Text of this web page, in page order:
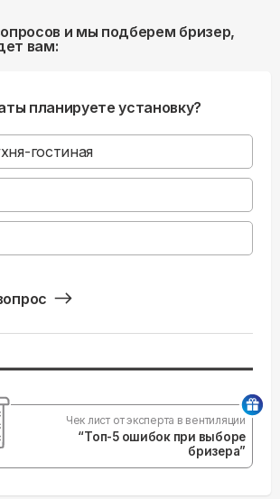
и мы подберем бризер,
вам:
планируете установку?
гостиная
Чек лист от эксперта в вентиляции
“Топ-5 ошибок при выборе
бризера”